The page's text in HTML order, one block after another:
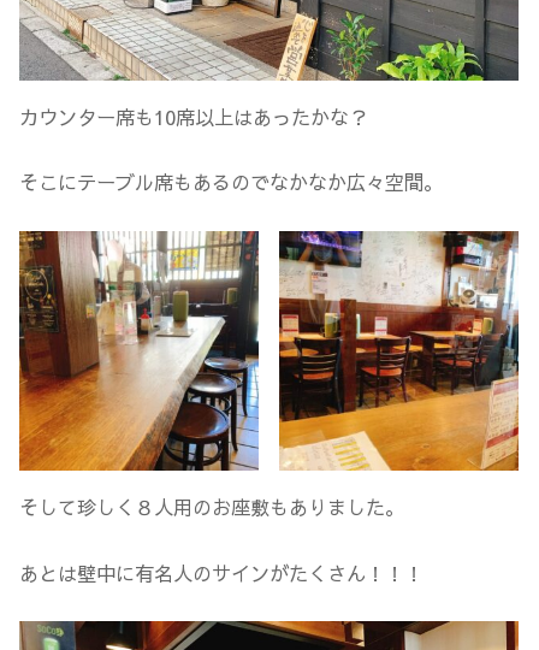
カウンター席も10席以上はあったかな？
そこにテーブル席もあるのでなかなか広々空間。
そして珍しく８人用のお座敷もありました。
あとは壁中に有名人のサインがたくさん！！！